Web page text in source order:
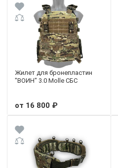
Жилет для бронепластин
"ВОИН" 3.0 Molle СБС
от 16 800 ₽